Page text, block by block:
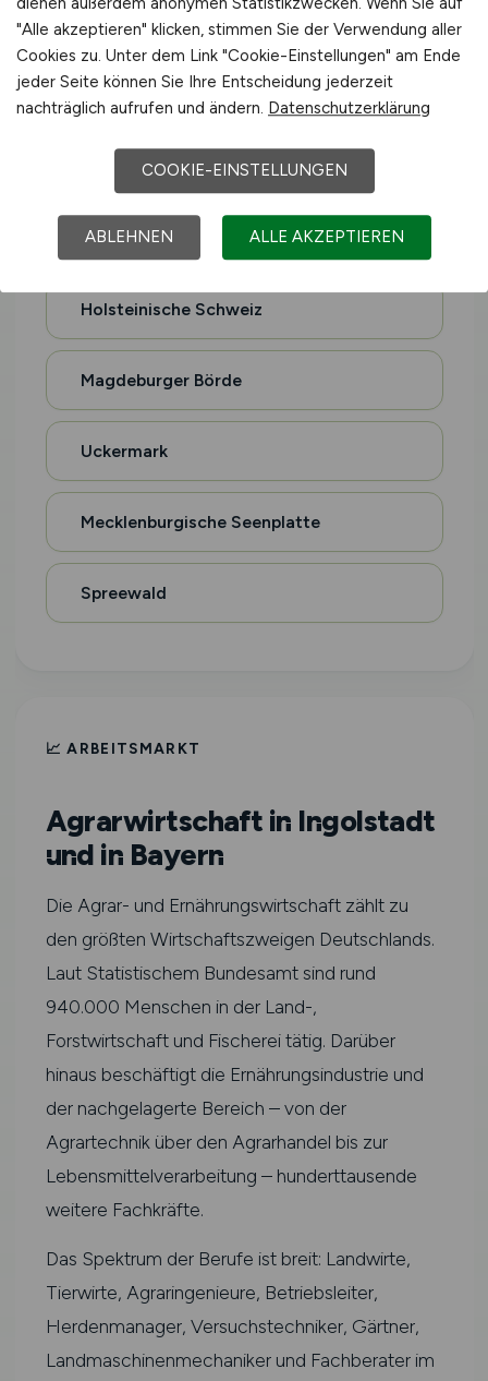
Hohenlohe
Oberschwaben
Sauerland
Altes Land
Holsteinische Schweiz
Magdeburger Börde
Uckermark
Mecklenburgische Seenplatte
Spreewald
📈 ARBEITSMARKT
Agrarwirtschaft in Ingolstadt
und in Bayern
Die Agrar- und Ernährungswirtschaft zählt zu
den größten Wirtschaftszweigen Deutschlands.
Laut Statistischem Bundesamt sind rund
940.000 Menschen in der Land-,
Forstwirtschaft und Fischerei tätig. Darüber
hinaus beschäftigt die Ernährungsindustrie und
der nachgelagerte Bereich – von der
Agrartechnik über den Agrarhandel bis zur
Lebensmittelverarbeitung – hunderttausende
weitere Fachkräfte.
Das Spektrum der Berufe ist breit: Landwirte,
Tierwirte, Agraringenieure, Betriebsleiter,
Herdenmanager, Versuchstechniker, Gärtner,
Landmaschinenmechaniker und Fachberater im
"Alle akzeptieren" klicken, stimmen Sie der Verwendung aller
Cookies zu. Unter dem Link "Cookie-Einstellungen" am Ende
jeder Seite können Sie Ihre Entscheidung jederzeit
nachträglich aufrufen und ändern. Datenschutzerklärung
COOKIE-EINSTELLUNGEN
ABLEHNEN ALLE AKZEPTIEREN